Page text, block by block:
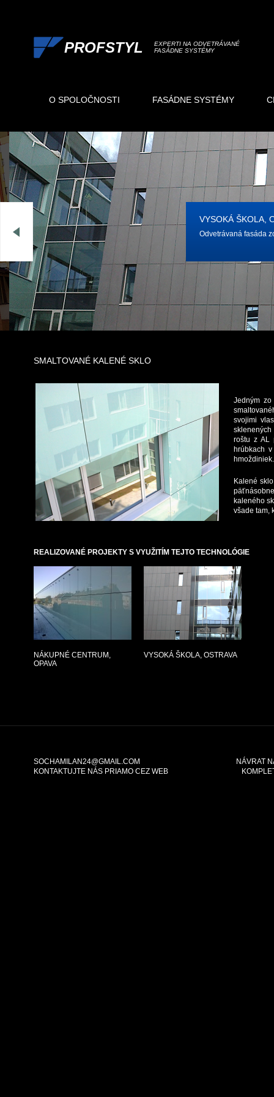
PROFSTYL
EXPERTI NA ODVETRÁVANÉ
FASÁDNE SYSTÉMY
O SPOLOČNOSTI FASÁDNE SYSTÉMY
VYSOKÁ ŠKOLA,
Odvetrávaná fasáda
SMALTOVANÉ KALENÉ SKLO
Jedným zo
svojimi
sklenených
roštu z AL
hrúbkach
hmoždiniek.
Kalené
kaleného
všade tam,
REALIZOVANÉ PROJEKTY S VYUŽITÍM TEJTO TECHNOLÓGIE
NÁKUPNÉ CENTRUM,
OPAVA
VYSOKÁ ŠKOLA, OSTRAVA
SOCHAMILAN24@GMAIL.COM
KONTAKTUJTE NÁS PRIAMO CEZ WEB
NÁVRAT
The requested content cannot be loaded.
No content type found.